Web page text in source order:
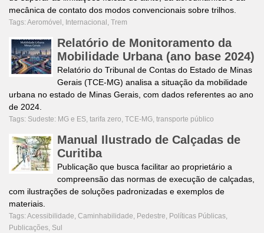
mecânica de contato dos modos convencionais sobre trilhos.
Tags: Aeromóvel, Internacional, Trem
Relatório de Monitoramento da
Mobilidade Urbana (ano base 2024)
Relatório do Tribunal de Contas do Estado de Minas
Gerais (TCE-MG) analisa a situação da mobilidade
urbana no estado de Minas Gerais, com dados referentes ao ano
de 2024.
Tags: Sudeste: MG e ES, tarifa zero, TCE-MG, transporte público
Manual Ilustrado de Calçadas de
Curitiba
Publicação que busca facilitar ao proprietário a
compreensão das normas de execução de calçadas,
com ilustrações de soluções padronizadas e exemplos de
materiais.
Tags: Acessibilidade, Caminhabilidade, Pedestre, Políticas Públicas,
Publicações, Sul